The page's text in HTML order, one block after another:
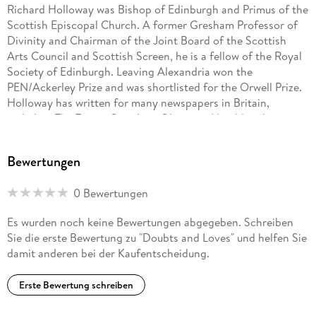
Richard Holloway was Bishop of Edinburgh and Primus of the
Scottish Episcopal Church. A former Gresham Professor of
Divinity and Chairman of the Joint Board of the Scottish
Arts Council and Scottish Screen, he is a fellow of the Royal
Society of Edinburgh. Leaving Alexandria won the
PEN/Ackerley Prize and was shortlisted for the Orwell Prize.
Holloway has written for many newspapers in Britain,
including The Times, Guardian, Observer, Herald and
five-part series on Radio 4 in 2016.
Bewertungen
0 Bewertungen
Es wurden noch keine Bewertungen abgegeben. Schreiben
Sie die erste Bewertung zu "Doubts and Loves" und helfen Sie
damit anderen bei der Kaufentscheidung.
Erste Bewertung schreiben